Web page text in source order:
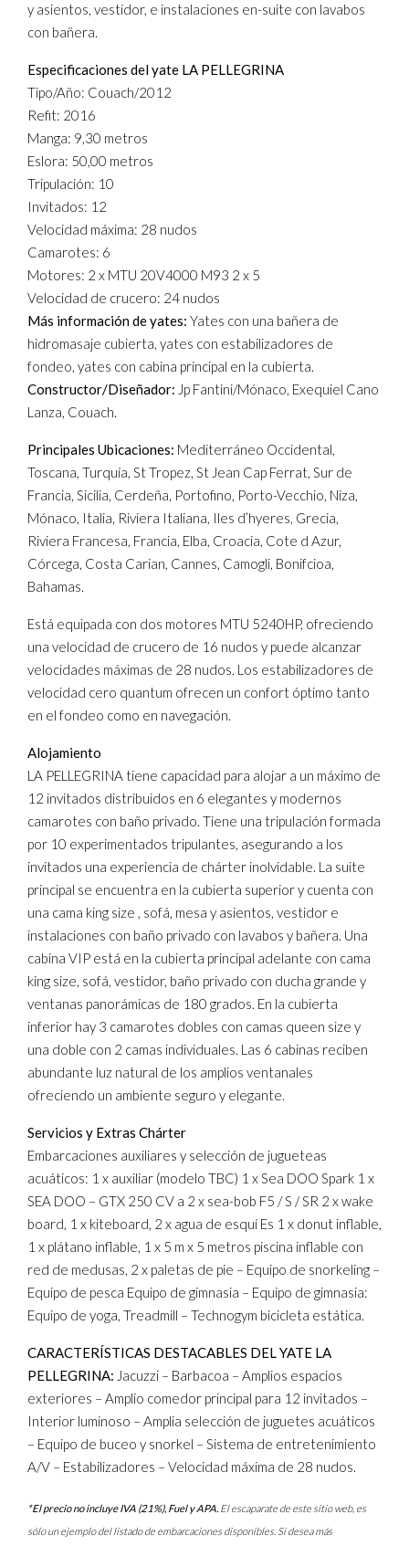
y asientos, vestidor, e instalaciones en-suite con lavabos
con bañera.
Especificaciones del yate LA PELLEGRINA
Tipo/Año: Couach/2012
Refit: 2016
Manga: 9,30 metros
Eslora: 50,00 metros
Tripulación: 10
Invitados: 12
Velocidad máxima: 28 nudos
Camarotes: 6
Motores: 2 x MTU 20V4000 M93 2 x 5
Velocidad de crucero: 24 nudos
Más información de yates: Yates con una bañera de
hidromasaje cubierta, yates con estabilizadores de
fondeo, yates con cabina principal en la cubierta.
Constructor/Diseñador: Jp Fantini/Mónaco, Exequiel Cano
Lanza, Couach.
Principales Ubicaciones: Mediterráneo Occidental,
Toscana, Turquía, St Tropez, St Jean Cap Ferrat, Sur de
Francia, Sicilia, Cerdeña, Portofino, Porto-Vecchio, Niza,
Mónaco, Italia, Riviera Italiana, Iles d’hyeres, Grecia,
Riviera Francesa, Francia, Elba, Croacia, Cote d Azur,
Córcega, Costa Carian, Cannes, Camogli, Bonifcioa,
Bahamas.
Está equipada con dos motores MTU 5240HP, ofreciendo
una velocidad de crucero de 16 nudos y puede alcanzar
velocidades máximas de 28 nudos. Los estabilizadores de
velocidad cero quantum ofrecen un confort óptimo tanto
en el fondeo como en navegación.
Alojamiento
LA PELLEGRINA tiene capacidad para alojar a un máximo de
12 invitados distribuidos en 6 elegantes y modernos
camarotes con baño privado. Tiene una tripulación formada
por 10 experimentados tripulantes, asegurando a los
invitados una experiencia de chárter inolvidable. La suite
principal se encuentra en la cubierta superior y cuenta con
una cama king size , sofá, mesa y asientos, vestidor e
instalaciones con baño privado con lavabos y bañera. Una
cabina VIP está en la cubierta principal adelante con cama
king size, sofá, vestidor, baño privado con ducha grande y
ventanas panorámicas de 180 grados. En la cubierta
inferior hay 3 camarotes dobles con camas queen size y
una doble con 2 camas individuales. Las 6 cabinas reciben
abundante luz natural de los amplios ventanales
ofreciendo un ambiente seguro y elegante.
Servicios y Extras Chárter
Embarcaciones auxiliares y selección de jugueteas
acuáticos: 1 x auxiliar (modelo TBC) 1 x Sea DOO Spark 1 x
SEA DOO – GTX 250 CV a 2 x sea-bob F5 / S / SR 2 x wake
board, 1 x kiteboard, 2 x agua de esquí Es 1 x donut inflable,
1 x plátano inflable, 1 x 5 m x 5 metros piscina inflable con
red de medusas, 2 x paletas de pie – Equipo de snorkeling –
Equipo de pesca Equipo de gimnasia – Equipo de gimnasia:
Equipo de yoga, Treadmill – Technogym bicicleta estática.
CARACTERÍSTICAS DESTACABLES DEL YATE LA
PELLEGRINA: Jacuzzi – Barbacoa – Amplios espacios
exteriores – Amplio comedor principal para 12 invitados –
Interior luminoso – Amplia selección de juguetes acuáticos
– Equipo de buceo y snorkel – Sistema de entretenimiento
A/V – Estabilizadores – Velocidad máxima de 28 nudos.
*El precio no incluye IVA (21%), Fuel y APA. El escaparate de este sitio web, es
sólo un ejemplo del listado de embarcaciones disponibles. Si desea más